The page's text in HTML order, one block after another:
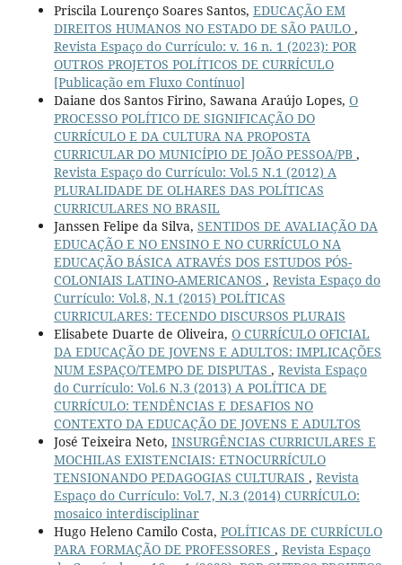
Priscila Lourenço Soares Santos, EDUCAÇÃO EM
DIREITOS HUMANOS NO ESTADO DE SÃO PAULO ,
Revista Espaço do Currículo: v. 16 n. 1 (2023): POR
OUTROS PROJETOS POLÍTICOS DE CURRÍCULO
[Publicação em Fluxo Contínuo]
Daiane dos Santos Firino, Sawana Araújo Lopes, O
PROCESSO POLÍTICO DE SIGNIFICAÇÃO DO
CURRÍCULO E DA CULTURA NA PROPOSTA
CURRICULAR DO MUNICÍPIO DE JOÃO PESSOA/PB ,
Revista Espaço do Currículo: Vol.5 N.1 (2012) A
PLURALIDADE DE OLHARES DAS POLÍTICAS
CURRICULARES NO BRASIL
Janssen Felipe da Silva, SENTIDOS DE AVALIAÇÃO DA
EDUCAÇÃO E NO ENSINO E NO CURRÍCULO NA
EDUCAÇÃO BÁSICA ATRAVÉS DOS ESTUDOS PÓS-
COLONIAIS LATINO-AMERICANOS , Revista Espaço do
Currículo: Vol.8, N.1 (2015) POLÍTICAS
CURRICULARES: TECENDO DISCURSOS PLURAIS
Elisabete Duarte de Oliveira, O CURRÍCULO OFICIAL
DA EDUCAÇÃO DE JOVENS E ADULTOS: IMPLICAÇÕES
NUM ESPAÇO/TEMPO DE DISPUTAS , Revista Espaço
do Currículo: Vol.6 N.3 (2013) A POLÍTICA DE
CURRÍCULO: TENDÊNCIAS E DESAFIOS NO
CONTEXTO DA EDUCAÇÃO DE JOVENS E ADULTOS
José Teixeira Neto, INSURGÊNCIAS CURRICULARES E
MOCHILAS EXISTENCIAIS: ETNOCURRÍCULO
TENSIONANDO PEDAGOGIAS CULTURAIS , Revista
Espaço do Currículo: Vol.7, N.3 (2014) CURRÍCULO:
mosaico interdisciplinar
Hugo Heleno Camilo Costa, POLÍTICAS DE CURRÍCULO
PARA FORMAÇÃO DE PROFESSORES , Revista Espaço